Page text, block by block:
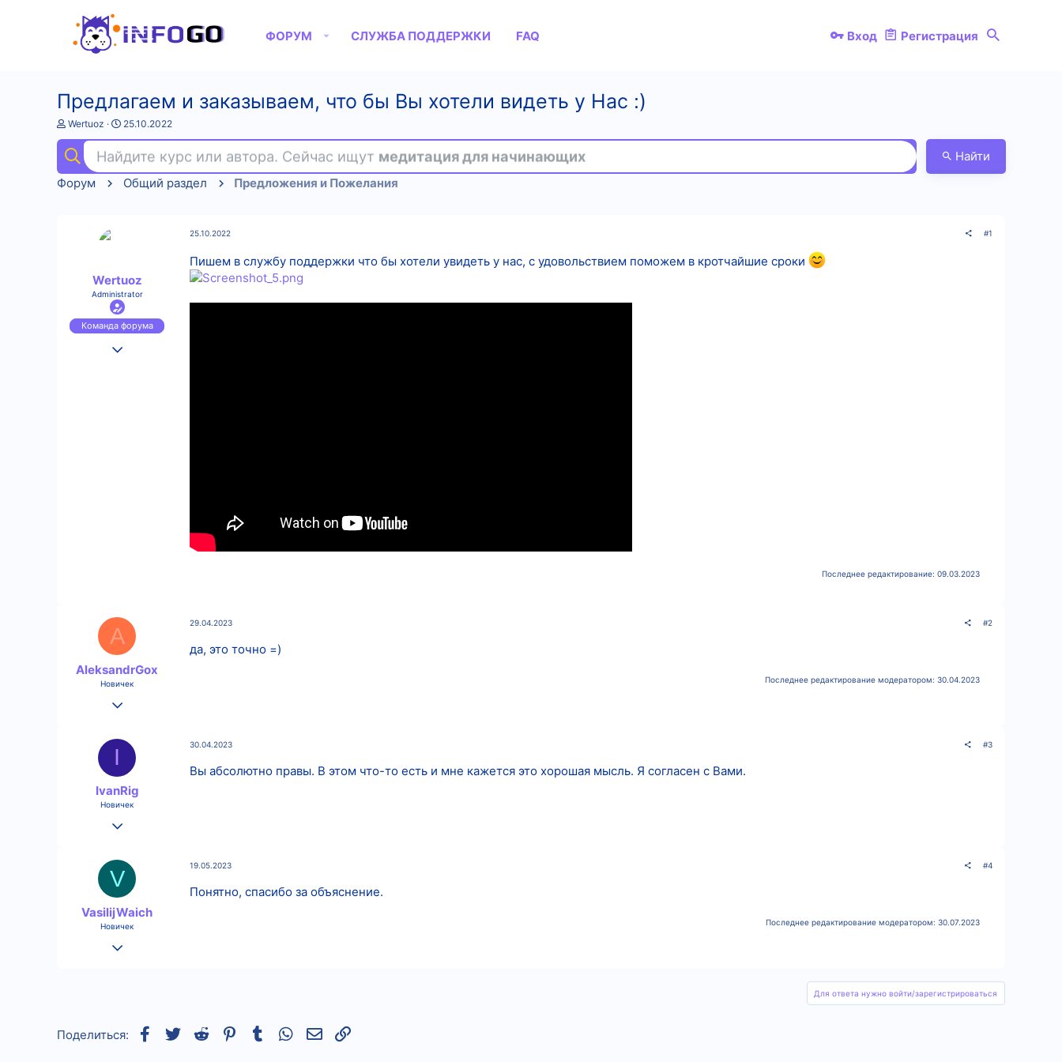
ФОРУМ СЛУЖБА ПОДДЕРЖКИ FAQ Вход Регистрация
Предлагаем и заказываем, что бы Вы хотели видеть у Нас :)
А
т
о
р
т
Wertuoz
Д
а
н
а
25.10.2022
Найдите курс или автора. Сейчас ищут медитация для начинающих
Найти
Форум
Общий раздел Предложения и Пожелания
Wertuoz
Administrator
Команда форума
25.10.2022 #1
Пишем в службу поддержки что бы хотели увидеть у нас, с удовольствием поможем в кротчайшие сроки
Последнее редактирование: 09.03.2023
A
AleksandrGox
Новичек
29.04.2023 #2
да, это точно =)
Последнее редактирование модератором: 30.04.2023
I
IvanRig
Новичек
23.04.2023
30.04.2023 #3
Вы абсолютно правы. В этом что-то есть и мне кажется это хорошая мысль. Я согласен с Вами.
V
VasilijWaich
Новичек
19.05.2023 #4
Понятно, спасибо за объяснение.
Последнее редактирование модератором: 30.07.2023
Для ответа нужно войти/зарегистрироваться
Поделиться: Facebook
TwitterReddit Pinterest
TumblrWhatsAppЭлектронная почта
Ссылка